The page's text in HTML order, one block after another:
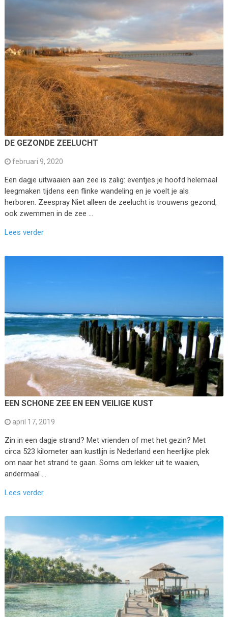
DE GEZONDE ZEELUCHT
februari 9, 2020
Een dagje uitwaaien aan zee is zalig: eventjes je hoofd helemaal
leegmaken tijdens een flinke wandeling en je voelt je als
herboren. Zeespray Niet alleen de zeelucht is trouwens gezond,
ook zwemmen in de zee …
Lees verder
EEN SCHONE ZEE EN EEN VEILIGE KUST
april 17, 2019
Zin in een dagje strand? Met vrienden of met het gezin? Met
circa 523 kilometer aan kustlijn is Nederland een heerlijke plek
om naar het strand te gaan. Soms om lekker uit te waaien,
andermaal …
Lees verder